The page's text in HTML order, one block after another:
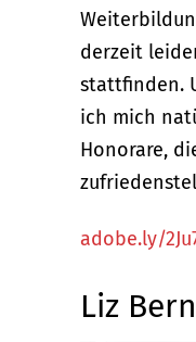
derzeit
stattfinden.
ich mich
Honorare,
adobe.ly/
Liz